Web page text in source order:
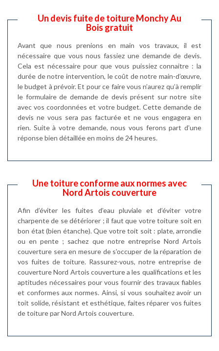
Un devis fuite de toiture Monchy Au
Bois gratuit
Avant que nous prenions en main vos travaux, il est
nécessaire que vous nous fassiez une demande de devis.
Cela est nécessaire pour que vous puissiez connaitre : la
durée de notre intervention, le coût de notre main-d’œuvre,
le budget à prévoir. Et pour ce faire vous n’aurez qu’à remplir
le formulaire de demande de devis présent sur notre site
avec vos coordonnées et votre budget. Cette demande de
devis ne vous sera pas facturée et ne vous engagera en
rien. Suite à votre demande, nous vous ferons part d’une
réponse bien détaillée en moins de 24 heures.
Une toiture conforme aux normes avec
Nord Artois couverture
Afin d’éviter les fuites d’eau pluviale et d’éviter votre
charpente de se détériorer ; il faut que votre toiture soit en
bon état (bien étanche). Que votre toit soit : plate, arrondie
ou en pente ; sachez que notre entreprise Nord Artois
couverture sera en mesure de s’occuper de la réparation de
vos fuites de toiture. Rassurez-vous, notre entreprise de
couverture Nord Artois couverture a les qualifications et les
aptitudes nécessaires pour vous fournir des travaux fiables
et conformes aux normes. Ainsi, si vous souhaitez avoir un
toit solide, résistant et esthétique, faites réparer vos fuites
de toiture par Nord Artois couverture.